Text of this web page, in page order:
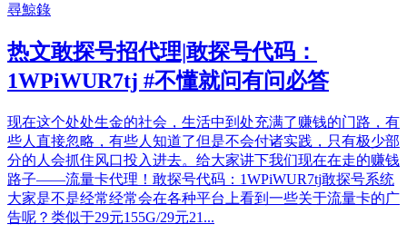
尋鯨錄
热文敢探号招代理|敢探号代码：
1WPiWUR7tj #不懂就问有问必答
现在这个处处生金的社会，生活中到处充满了赚钱的门路，有
些人直接忽略，有些人知道了但是不会付诸实践，只有极少部
分的人会抓住风口投入进去。给大家讲下我们现在在走的赚钱
路子——流量卡代理！敢探号代码：1WPiWUR7tj敢探号系统
大家是不是经常经常会在各种平台上看到一些关于流量卡的广
告呢？类似于29元155G/29元21...